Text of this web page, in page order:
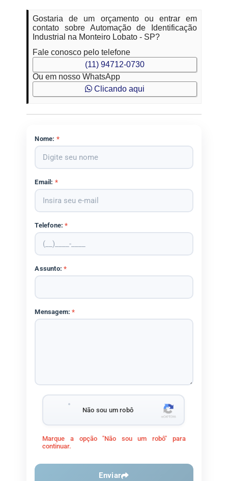
Gostaria de um orçamento ou entrar em
contato sobre Automação de Identificação
Industrial na Monteiro Lobato - SP?
Fale conosco pelo telefone
(11) 94712-0730
Ou em nosso WhatsApp
Clicando aqui
Nome: *
Email: *
Telefone:*
Assunto:*
Mensagem:*
Não sou um robô
Marque a opção "Não sou um robô" para
continuar.
Enviar